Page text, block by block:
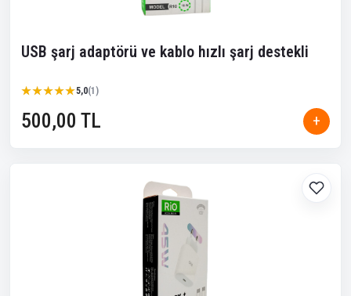
USB şarj adaptörü ve kablo hızlı şarj destekli
★★★★★
★★★★★5,0(1)
500,00 TL +